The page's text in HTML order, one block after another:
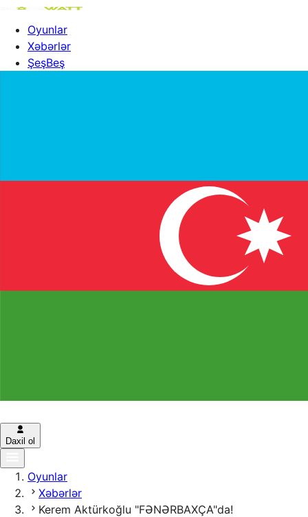
Oyunlar
Xəbərlər
ŞeşBeş
Daxil ol
Oyunlar
Xəbərlər
Kerem Aktürkoğlu "FƏNƏRBAXÇA"da!